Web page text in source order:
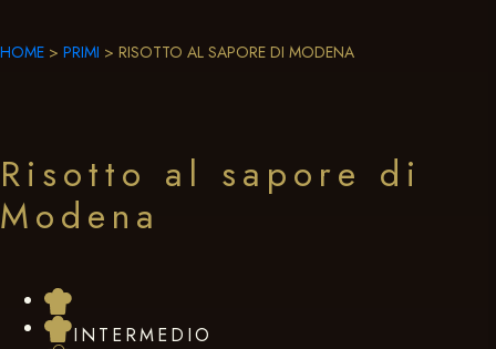
HOME > PRIMI > RISOTTO AL SAPORE DI MODENA
Risotto al sapore di
Modena
INTERMEDIO